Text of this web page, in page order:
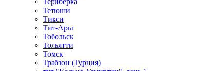
Териберка
Тетюши
Тикси
Тит-Ары
Тобольск
Тольятти
Томск
Трабзон (Турция)